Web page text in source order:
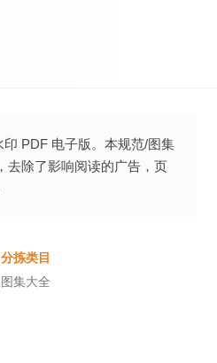
PDF 电子版。本规范/图集
去除了影响阅读的广告，页
分拣类目
图集大全